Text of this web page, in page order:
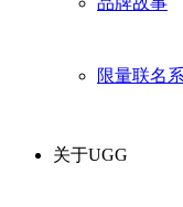
限量联名
关于UGG